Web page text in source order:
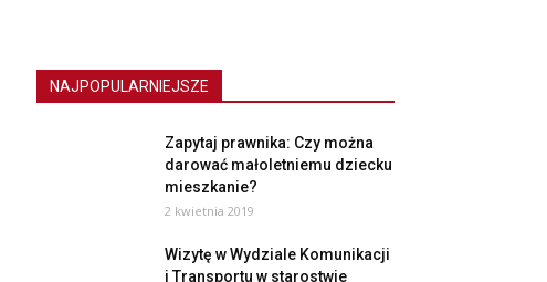
NAJPOPULARNIEJSZE
Zapytaj prawnika: Czy można
darować małoletniemu dziecku
mieszkanie?
2 kwietnia 2019
Wizytę w Wydziale Komunikacji
i Transportu w starostwie